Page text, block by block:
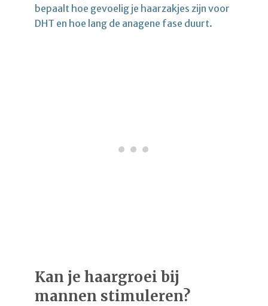
bepaalt hoe gevoelig je haarzakjes zijn voor
DHT en hoe lang de anagene fase duurt.
Kan je haargroei bij
mannen stimuleren?